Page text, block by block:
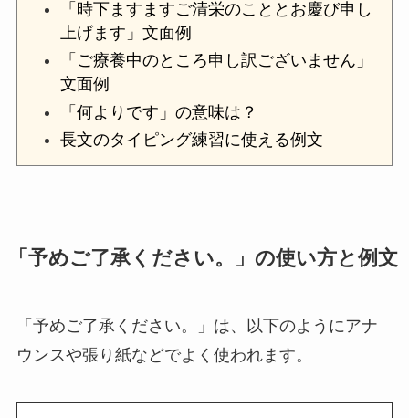
「時下ますますご清栄のこととお慶び申し
上げます」文面例
「ご療養中のところ申し訳ございません」
文面例
「何よりです」の意味は？
長文のタイピング練習に使える例文
「予めご了承ください。」の使い方と例文
「予めご了承ください。」は、以下のようにアナ
ウンスや張り紙などでよく使われます。